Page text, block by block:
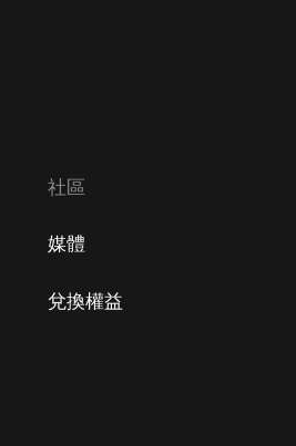
社區
媒體
兌換權益